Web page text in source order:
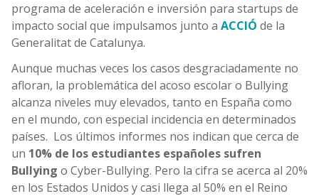
programa de aceleración e inversión para startups de
impacto social que impulsamos junto a ACCIÓ de la
Generalitat de Catalunya.
Aunque muchas veces los casos desgraciadamente no
afloran, la problemática del acoso escolar o Bullying
alcanza niveles muy elevados, tanto en España como
en el mundo, con especial incidencia en determinados
países. Los últimos informes nos indican que cerca de
un 10% de los estudiantes españoles sufren
Bullying o Cyber-Bullying. Pero la cifra se acerca al 20%
en los Estados Unidos y casi llega al 50% en el Reino